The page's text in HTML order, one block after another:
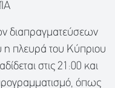
διαπραγματεύσεων
η πλευρά του Κύπριου
στις 21:00 και
όπως